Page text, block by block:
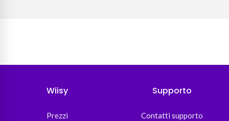
Wiisy
Prezzi
Supporto
Contatti supporto